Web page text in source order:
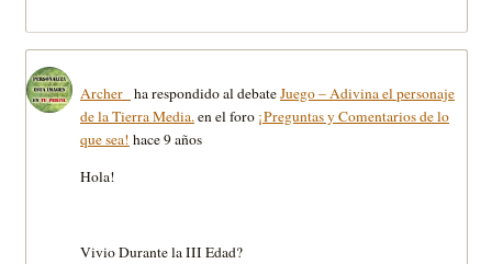
Archer_ ha respondido al debateJuego – Adivina el personaje
de la Tierra Media.en el foro ¡Preguntas y Comentarios de lo
que sea! hace 9 años
Hola!
Vivio Durante la III Edad?